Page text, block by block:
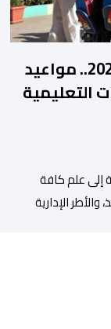
تفاصيل الدخول المدرسي 2026-2027.. مواعيد
التعليمية
إلى علم كافة
والأطر الإداریة